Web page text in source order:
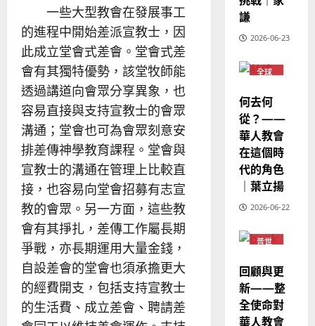
一些大型教會在發展事工
的進程中開始差派宣教士，因
此成立堂會式差會。堂會式差
會有其獨特優勢，該堂牧師能
透過講道向會眾分享異象，也
容易直接與支持宣教士的會眾
溝通；堂會也可為會眾刻意安
排差傳神學教育課程。堂會與
宣教士的溝通在管理上比較直
接，也容易向堂會招募有志宣
教的會眾。另一方面，這些教
會有其掙扎，差傳工作屬長期
爭戰，亦長期運用大量金錢，
自設差會的堂會也須承擔更大
的經費開支，包括支持宣教士
的生活費、成立差會、聘請差
02-
｜
陽
萍
2025-
20
華
的
曆
年
｜
余
自
力
2025-
02-
7
德
華
人
宣
教
經
歷
｜
吳
振
忠
溫
淑
芳
2025-
02-
謙
2026-06-23
全球
普世
宣教
何去何
從？——
華人教會
在這個時
代的角色
｜葉立揚
2026-06-22
普世
回顧與更
新——整
全使命對
華人教會